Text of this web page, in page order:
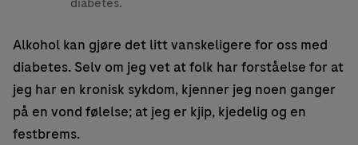
Alkohol kan gjøre det litt vanskeligere for oss med
diabetes. Selv om jeg vet at folk har forståelse for at
jeg har en kronisk sykdom, kjenner jeg noen ganger
på en vond følelse; at jeg er kjip, kjedelig og en
festbrems.